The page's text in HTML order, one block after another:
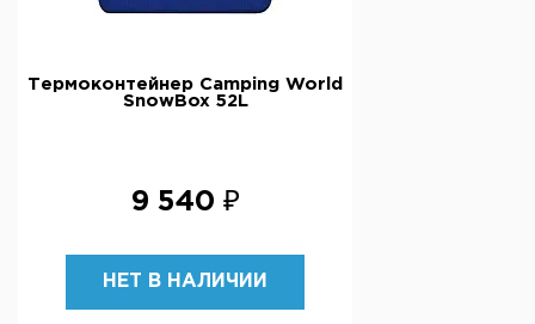
Термоконтейнер Camping World
SnowBox 52L
9 540 ₽
НЕТ В НАЛИЧИИ